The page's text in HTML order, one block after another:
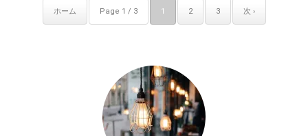
ホーム Page 1 / 3 1 2 3 次 ›